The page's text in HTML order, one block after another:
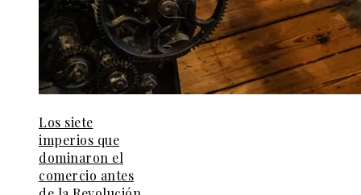
Los siete
imperios que
dominaron el
comercio antes